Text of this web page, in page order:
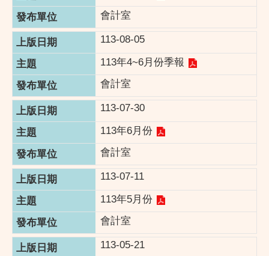
會計室
113-08-05
113年4~6月份季報
會計室
113-07-30
113年6月份
會計室
113-07-11
113年5月份
會計室
113-05-21